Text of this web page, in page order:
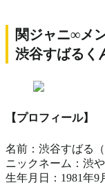
関ジャニ∞メ
渋谷すばるく
【プロフィール】
名前：渋谷すばる
ニックネーム：渋
生年月日：1981年9